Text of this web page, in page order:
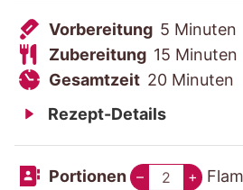
V
o
r
b
e
Vorbereitung 5M
i
n
n
Minuten
Z
u
b
e
Zubereitung 15M
i
e
Minuten
G
e
m
Gesamtzeit 20M
t
Minuten
Rezept-Details
Portionen – +